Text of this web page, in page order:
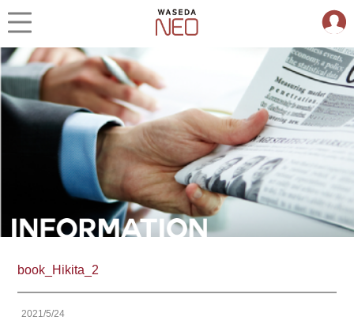
book_Hikita_2
2021/5/24